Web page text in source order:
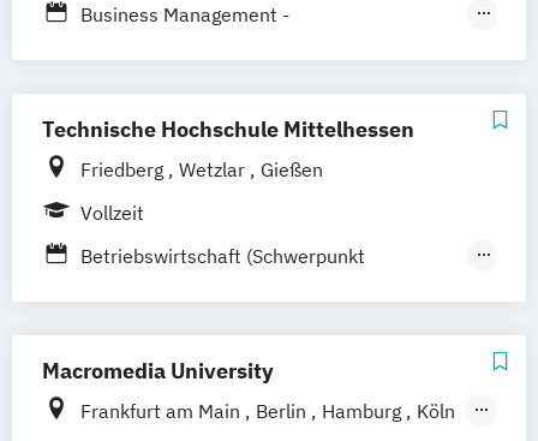
Business Management -
Marketingmanagement
Internationales Marketing und
Management
Technische Hochschule Mittelhessen
Friedberg Wetzlar
Gießen
Vollzeit
Betriebswirtschaft (Schwerpunkt
Digital and International Marketing
Macromedia University
Frankfurt am Main Berlin Hamburg
Köln